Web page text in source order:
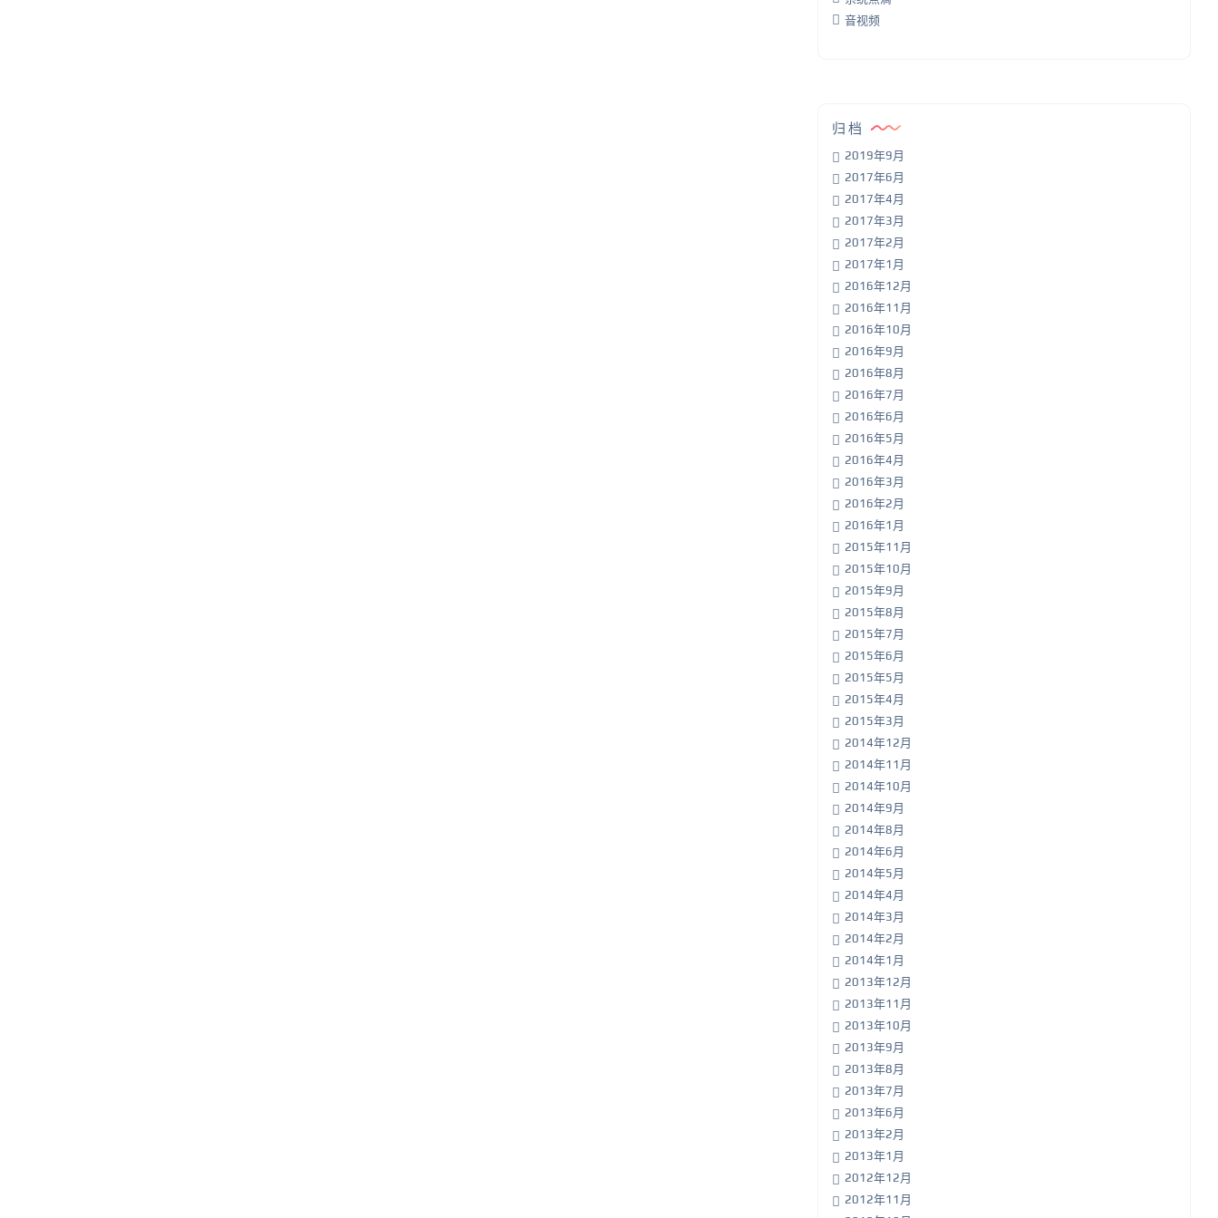
音视频
归档
2019年9月
2017年6月
2017年4月
2017年3月
2017年2月
2017年1月
2016年12月
2016年11月
2016年10月
2016年9月
2016年8月
2016年7月
2016年6月
2016年5月
2016年4月
2016年3月
2016年2月
2016年1月
2015年11月
2015年10月
2015年9月
2015年8月
2015年7月
2015年6月
2015年5月
2015年4月
2015年3月
2014年12月
2014年11月
2014年10月
2014年9月
2014年8月
2014年6月
2014年5月
2014年4月
2014年3月
2014年2月
2014年1月
2013年12月
2013年11月
2013年10月
2013年9月
2013年8月
2013年7月
2013年6月
2013年2月
2013年1月
2012年12月
2012年11月